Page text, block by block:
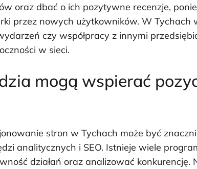
oraz dbać o ich pozytywne recenzje,
przez nowych użytkowników. W Tychach
czy współpracy z innymi
w sieci.
mogą wspierać
stron w Tychach może być
analitycznych i SEO. Istnieje wiele
działań oraz analizować konkurencję.